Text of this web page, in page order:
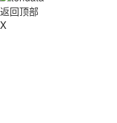
返回顶部
X